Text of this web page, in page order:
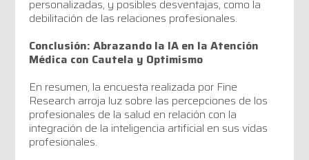
personalizadas, y posibles desventajas, como la
debilitación de las relaciones profesionales.
Conclusión: Abrazando la IA en la Atención
Médica con Cautela y Optimismo
En resumen, la encuesta realizada por Fine
Research arroja luz sobre las percepciones de los
profesionales de la salud en relación con la
integración de la inteligencia artificial en sus vidas
profesionales.